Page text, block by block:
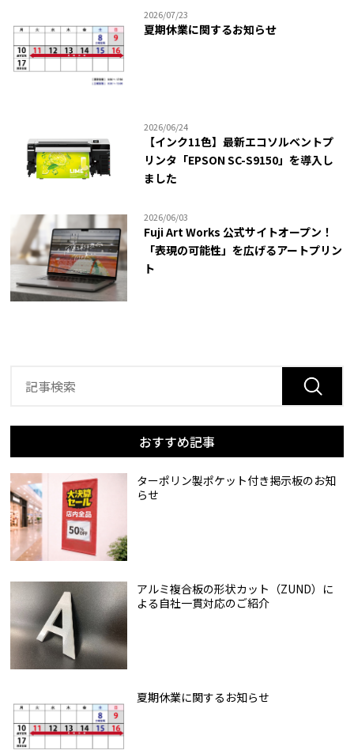
2026/07/23
夏期休業に関するお知らせ
2026/06/24
【インク11色】最新エコソルベントプ
リンタ「EPSON SC-S9150」を導入し
ました
2026/06/03
Fuji Art Works 公式サイトオープン！
「表現の可能性」を広げるアートプリン
ト
おすすめ記事
ターポリン製ポケット付き掲示板のお知
らせ
アルミ複合板の形状カット（ZUND）に
よる自社一貫対応のご紹介
夏期休業に関するお知らせ